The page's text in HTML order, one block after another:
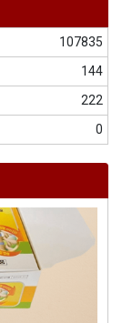
107835
144
222
0